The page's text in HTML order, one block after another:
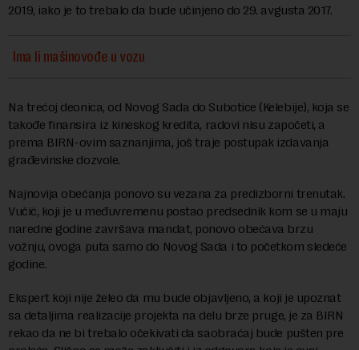
2019, iako je to trebalo da bude učinjeno do 29. avgusta 2017.
Ima li mašinovođe u vozu
Na trećoj deonica, od Novog Sada do Subotice (Kelebije), koja se
takođe finansira iz kineskog kredita, radovi nisu započeti, a
prema BIRN-ovim saznanjima, još traje postupak izdavanja
građevinske dozvole.
Najnovija obećanja ponovo su vezana za predizborni trenutak.
Vučić, koji je u međuvremenu postao predsednik kom se u maju
naredne godine završava mandat, ponovo obećava brzu
vožnju, ovoga puta samo do Novog Sada i to početkom sledeće
godine.
Ekspert koji nije želeo da mu bude objavljeno, a koji je upoznat
sa detaljima realizacije projekta na delu brze pruge, je za BIRN
rekao da ne bi trebalo očekivati da saobraćaj bude pušten pre